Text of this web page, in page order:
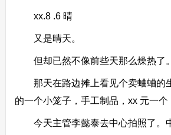
xx.8 .6 晴
又是晴天。
但却已然不像前些天那么燥热了。
那天在路边摊上看见个卖蛐蛐的
的一个小笼子，手工制品，xx 元一个
今天主管李懿泰去中心拍照了。